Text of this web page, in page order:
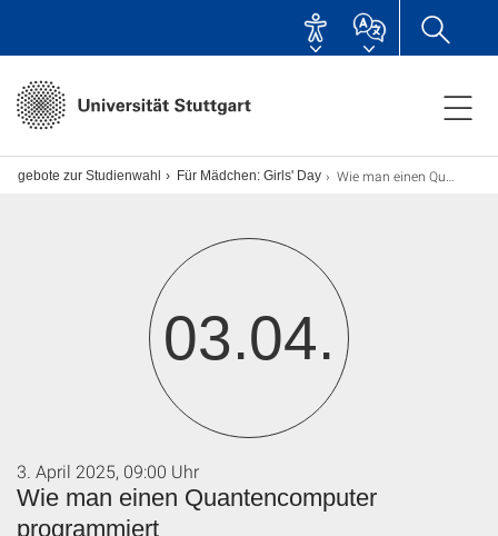
zur Studienwahl Für Mädchen: Girls' Day Wie man einen Quantencomputer programmiert
03.04.
Wie man einen Quantencomputer
programmiert
3. April 2025, 09:00 Uhr